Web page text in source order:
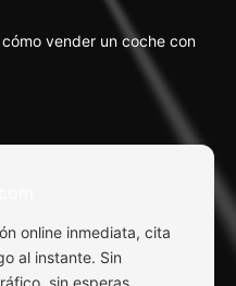
online inmediata, cita
al instante. Sin
sin esperas.
vender un coche con